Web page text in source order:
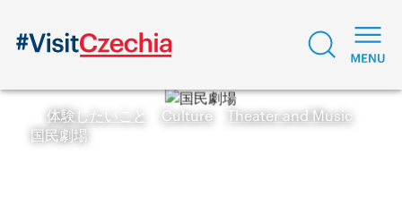
体験したいこと Culture
Theater and Music
国民劇場